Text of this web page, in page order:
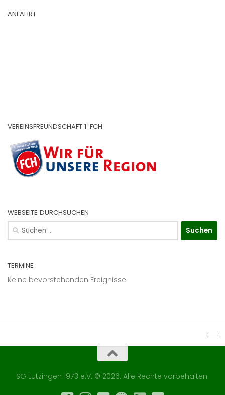
ANFAHRT
VEREINSFREUNDSCHAFT 1. FCH
WEBSEITE DURCHSUCHEN
Suchen
nach:
TERMINE
Keine bevorstehenden Ereignisse
SG Lutzingen 1973 e.V. © 2026. Alle Rechte vorbehalten.